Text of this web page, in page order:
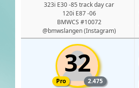
323i E30 -85 track day car
120i E87 -06
BMWCS #10072
@bmwslangen (Instagram)
32
ProPro-medlem
2.475